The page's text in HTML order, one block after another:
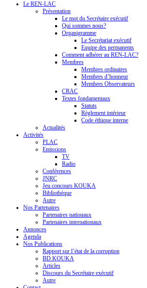
Le REN-LAC
Présentation
Le mot du Secrétaire exécutif
Qui sommes nous?
Organigramme
Le Secrétariat exécutif
Equipe des permanents
Comment adhérer au REN-LAC?
Membres
Membres ordinaires
Membres d’honneur
Membres Observateurs
CRAC
Textes fondamentaux
Statuts
Règlement intérieur
Code éthique interne
Actualités
Activités
PLAC
Emissions
TV
Radio
Conférences
JNRC
Jeu concours KOUKA
Bibliothèque
Autre
Nos Partenaires
Partenaires nationaux
Partenaires internationaux
Annonces
Agenda
Nos Publications
Rapport sur l’état de la corruption
BD KOUKA
Articles
Discours du Secrétaire exécutif
Autre